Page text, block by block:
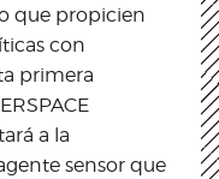
que propicien
con
primera
a la
sensor que